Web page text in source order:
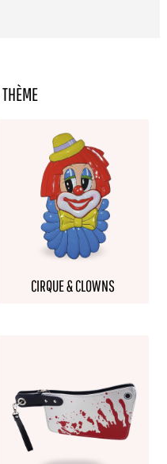
CIRQUE & CLOWNS